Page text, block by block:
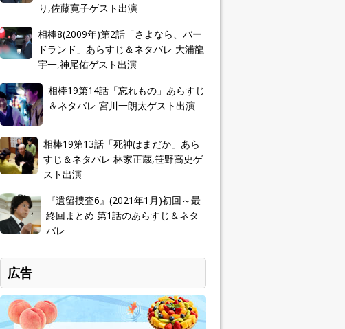
り,佐藤寛子ゲスト出演
相棒8(2009年)第2話「さよなら、バー
ドランド」あらすじ＆ネタバレ 大浦龍
宇一,神尾佑ゲスト出演
相棒19第14話「忘れもの」あらすじ
＆ネタバレ 宮川一朗太ゲスト出演
相棒19第13話「死神はまだか」あら
すじ＆ネタバレ 林家正蔵,笹野高史ゲ
スト出演
『遺留捜査6』(2021年1月)初回～最
終回まとめ 第1話のあらすじ＆ネタ
バレ
広告